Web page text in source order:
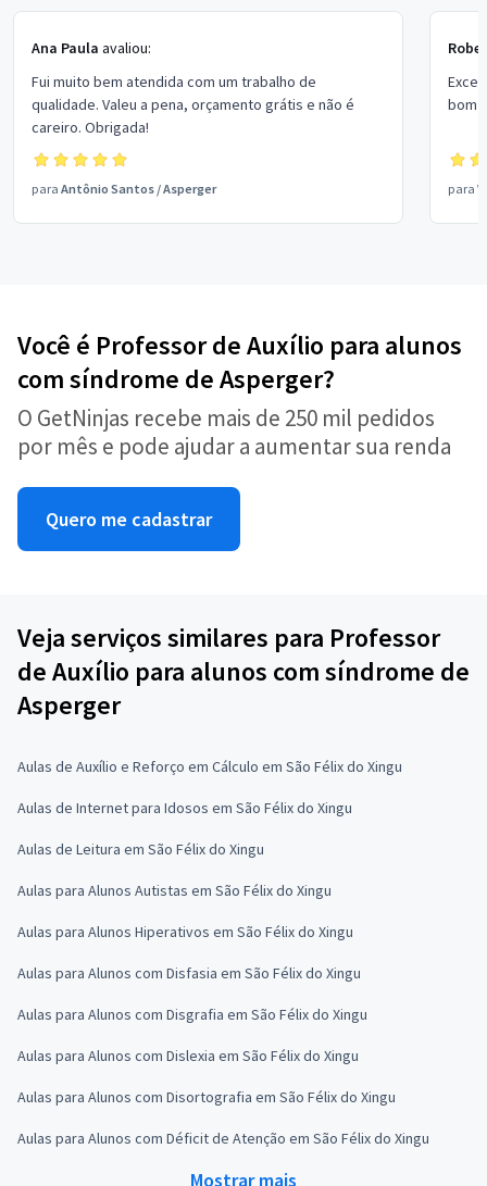
Ana Paula avaliou:
Fui muito bem atendida com um trabalho de
qualidade. Valeu a pena, orçamento grátis e não é
careiro. Obrigada!
para Antônio Santos /Asperger
bom
para
Você é Professor de Auxílio para alunos
com síndrome de Asperger?
O GetNinjas recebe mais de 250 mil pedidos
por mês e pode ajudar a aumentar sua renda
Quero me cadastrar
Veja serviços similares para Professor
de Auxílio para alunos com síndrome de
Asperger
Aulas de Auxílio e Reforço em Cálculo em São Félix do Xingu
Aulas de Internet para Idosos em São Félix do Xingu
Aulas de Leitura em São Félix do Xingu
Aulas para Alunos Autistas em São Félix do Xingu
Aulas para Alunos Hiperativos em São Félix do Xingu
Aulas para Alunos com Disfasia em São Félix do Xingu
Aulas para Alunos com Disgrafia em São Félix do Xingu
Aulas para Alunos com Dislexia em São Félix do Xingu
Aulas para Alunos com Disortografia em São Félix do Xingu
Aulas para Alunos com Déficit de Atenção em São Félix do Xingu
Mostrar mais